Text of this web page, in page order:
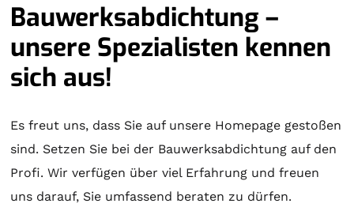
Bauwerksabdichtung –
unsere Spezialisten kennen
sich aus!
Es freut uns, dass Sie auf unsere Homepage gestoßen
sind. Setzen Sie bei der Bauwerksabdichtung auf den
Profi. Wir verfügen über viel Erfahrung und freuen
uns darauf, Sie umfassend beraten zu dürfen.